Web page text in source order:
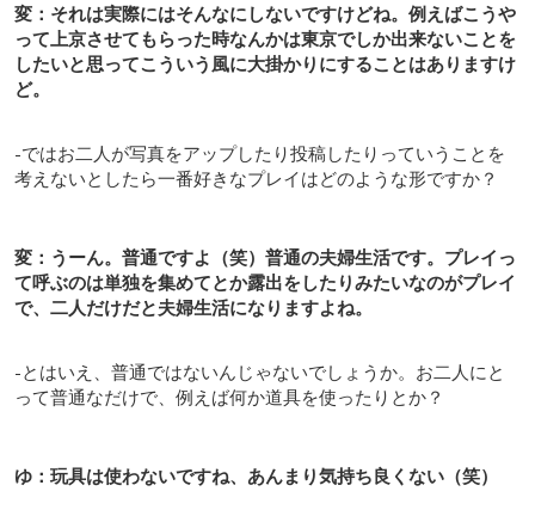
変：それは実際にはそんなにしないですけどね。例えばこうや
って上京させてもらった時なんかは東京でしか出来ないことを
したいと思ってこういう風に大掛かりにすることはありますけ
ど。
-ではお二人が写真をアップしたり投稿したりっていうことを
考えないとしたら一番好きなプレイはどのような形ですか？
変：うーん。普通ですよ（笑）普通の夫婦生活です。プレイっ
て呼ぶのは単独を集めてとか露出をしたりみたいなのがプレイ
で、二人だけだと夫婦生活になりますよね。
-とはいえ、普通ではないんじゃないでしょうか。お二人にと
って普通なだけで、例えば何か道具を使ったりとか？
ゆ：玩具は使わないですね、あんまり気持ち良くない（笑）